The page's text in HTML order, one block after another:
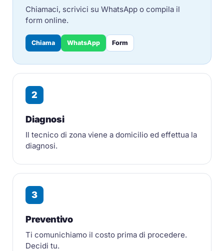
Chiamaci, scrivici su WhatsApp o compila il
form online.
Chiama WhatsApp Form
2
Diagnosi
Il tecnico di zona viene a domicilio ed effettua la
diagnosi.
3
Preventivo
Ti comunichiamo il costo prima di procedere.
Decidi tu.